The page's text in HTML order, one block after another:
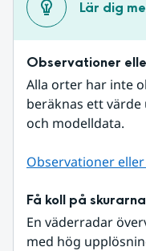
Lär dig
Observationer
Alla orter har inte
beräknas ett
och modelldata.
Observationer
Få koll på skurarna
En väderradar
med hög